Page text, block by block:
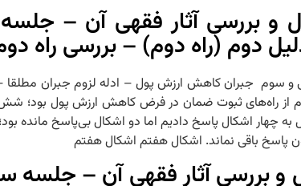
و بررسی آثار فقهی آن –
دوم (راه دوم) – بررسی راه
راه‌های ثبوت ضمان در فرض کاهش ارزش پول بود؛ شش
به چهار اشکال پاسخ دادیم اما دو اشکال بی‌پاسخ
پاسخ باقی نماند. اشکال هفتم اشکال هفتم
بررسی آثار فقهی آن – جلسه